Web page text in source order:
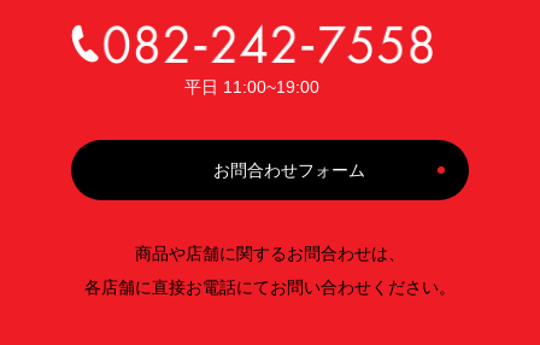
平日 11:00~19:00
お問合わせフォーム
商品や店舗に関するお問合わせは、
各店舗に直接お電話にてお問い合わせください。